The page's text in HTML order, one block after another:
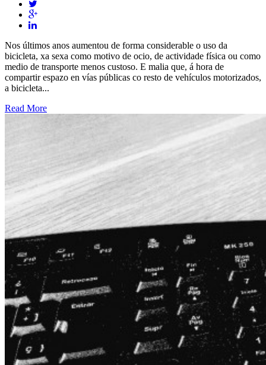
Nos últimos anos aumentou de forma considerable o uso da
bicicleta, xa sexa como motivo de ocio, de actividade física ou como
medio de transporte menos custoso. E malia que, á hora de
compartir espazo en vías públicas co resto de vehículos motorizados,
a bicicleta...
Read More